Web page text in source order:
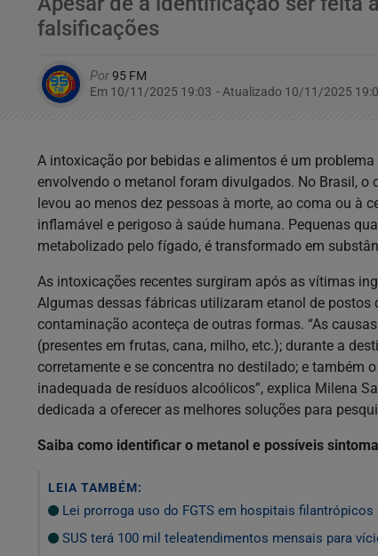
falsificações
Por95 FM
Em 10/11/2025 19:03 - Atualizado 10/11/2025
A intoxicação por bebidas e alimentos é um
envolvendo o metanol foram divulgados. No Brasil,
levou ao menos dez pessoas à morte, ao coma ou à
inflamável e perigoso à saúde humana. Pequenas
metabolizado pelo fígado, é transformado em
As intoxicações recentes surgiram após as vítimas
Algumas dessas fábricas utilizaram etanol de
contaminação aconteça de outras formas. “As
(presentes em frutas, cana, milho, etc.); durante a
corretamente e se concentra no destilado; e também
inadequada de resíduos alcoólicos”, explica Milena
dedicada a oferecer as melhores soluções para
Saiba como identificar o metanol e possíveis
LEIA TAMBÉM:
Lei prorroga uso do FGTS em hospitais filantrópicos
SUS terá 100 mil teleatendimentos mensais para